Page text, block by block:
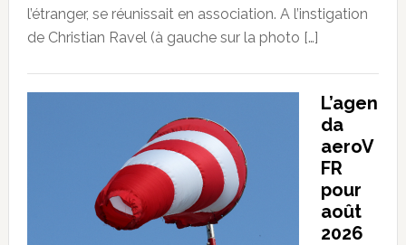
l’étranger, se réunissait en association. A l’instigation
de Christian Ravel (à gauche sur la photo […]
L’agen
da
aeroV
FR
pour
août
2026